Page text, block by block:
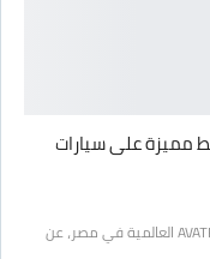
مميزة على سيارات
أعلنت قصراوي جروب، الوكيل الحصري لعلامة أڤاتار AVATR العالمية في مصر، عن